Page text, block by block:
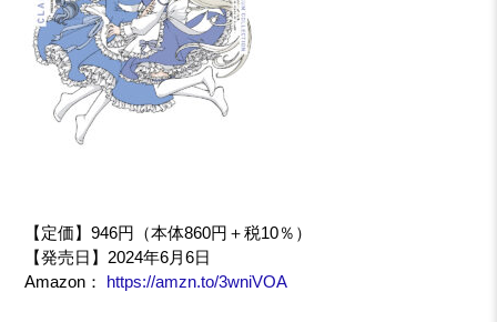
【定価】946円（本体860円＋税10％）
【発売日】2024年6月6日
Amazon： https://amzn.to/3wniVOA